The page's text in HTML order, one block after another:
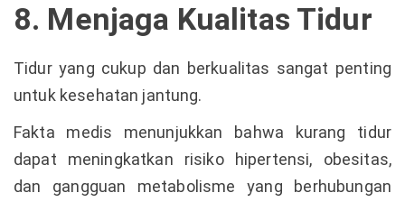
8. Menjaga Kualitas Tidur
Tidur yang cukup dan berkualitas sangat penting
untuk kesehatan jantung.
Fakta medis menunjukkan bahwa kurang tidur
dapat meningkatkan risiko hipertensi, obesitas,
dan gangguan metabolisme yang berhubungan